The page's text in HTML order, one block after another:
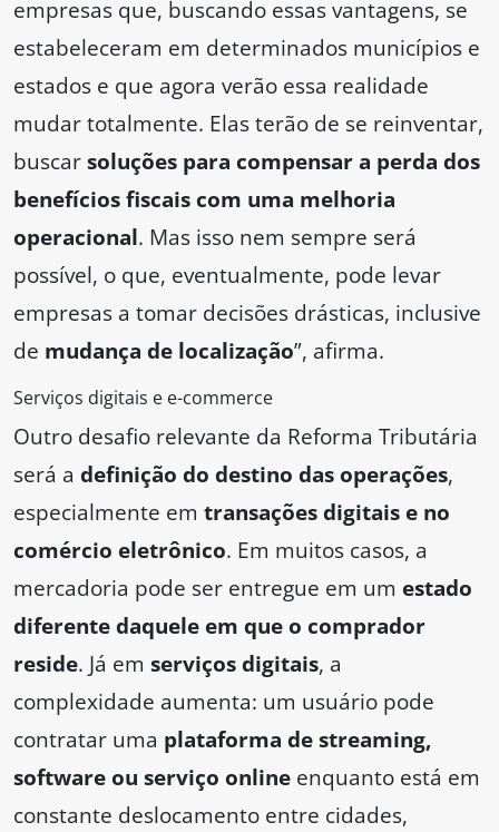
empresas que, buscando essas vantagens, se
estabeleceram em determinados municípios e
estados e que agora verão essa realidade
mudar totalmente. Elas terão de se reinventar,
buscarsoluções para compensar a perda dos
benefícios fiscais com uma melhoria
operacional. Mas isso nem sempre será
possível, o que, eventualmente, pode levar
empresas a tomar decisões drásticas, inclusive
de mudança de localização”, afirma.
Serviços digitais e e-commerce
Outro desafio relevante da Reforma Tributária
será a definição do destino das operações,
especialmente em transações digitais e no
comércio eletrônico. Em muitos casos, a
mercadoria pode ser entregue em um estado
diferente daquele em que o comprador
reside. Já em serviços digitais, a
complexidade aumenta: um usuário pode
contratar uma plataforma de streaming,
software ou serviço online enquanto está em
constante deslocamento entre cidades,